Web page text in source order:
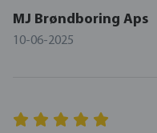
MJ Brøndboring Aps
10-06-2025